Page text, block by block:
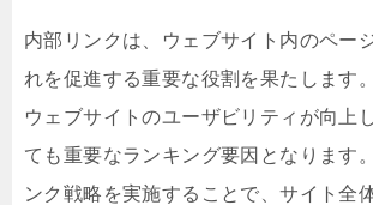
内部リンクは、ウェブサイト内のペー
れを促進する重要な役割を果たします
ウェブサイトのユーザビリティが向上
ても重要なランキング要因となります
ンク戦略を実施することで、サイト全